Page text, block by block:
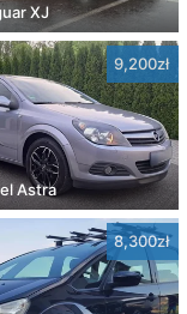
XJ
9,200zł
Astra
8,300zł